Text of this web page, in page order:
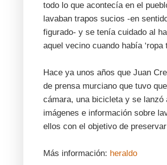
todo lo que acontecía en el
lavaban trapos sucios -en
figurado- y se tenía cuidado al
aquel vecino cuando había ‘ropa
Hace ya unos años que Juan
de prensa murciano que tuvo
cámara, una bicicleta y se
imágenes e información sobre
ellos con el objetivo de
Más información: heraldo